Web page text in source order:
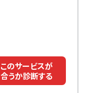
このサービスが
合うか診断する